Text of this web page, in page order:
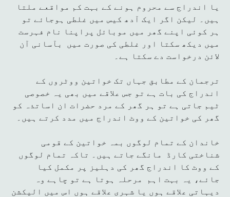
یا اندراج سے محروم ہونے کے بہت کم مواقعے ملتا
ہیں۔ لیکن اگر ایک آدھ کیس میں غلطی ہوجائے تو
ہر کوئی اپنے گھر میں موبائل پراپنا نام فہرست
میں دیکھ سکتا اور غلطی کی صورت میں بآسانی آن
لائن درخواست دے سکتا ہے۔
ترجمان کے مطابق جہاں تک خواتین ووٹروں کے
اندراج کی بات ہے تو جس علاقے میں بھی یہ خصوصی
ٹیم جاتی ہے تو ہر گھر کے مرد حضرات ان اساتذہ کو
گھر کی خواتین کے ووٹ اندراج میں مدد کرتے ہیں۔
خاندان کے تمام لوگوں بمہ خواتین کے قومی
شناختی کارڈ مانگے جاتے ہیں۔ تاکہ تمام لوگوں
کے ووٹ کا اندراج گھر کی دہلیز پر مکمل کیا
جائے، یہ بہت اہم مرحلہ ہوتا ہے تو چاہے وہ
دیہاتی علاقے ہوں یا شہری علاقے ہوں اس میں الیکشن